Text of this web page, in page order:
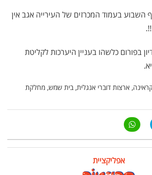
השבוע בעמוד המכרזים של העירייה אגב אין
בפורום כלשהו בעניין היערכות לקליטת
ארצות דוברי אנגלית, בית שמש, מחלקת
אפליקציית